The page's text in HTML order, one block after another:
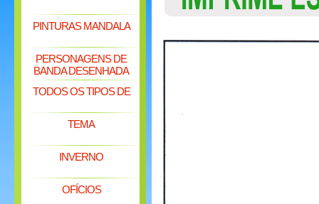
PINTURAS MANDALA
PERSONAGENS DE
BANDA DESENHADA
TODOS OS TIPOS DE
TEMA
INVERNO
OFÍCIOS